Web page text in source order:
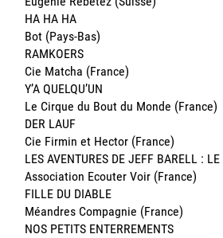
HA HA HA
Bot (Pays-Bas)
RAMKOERS
Cie Matcha (France)
Y’A QUELQU’UN
Le Cirque du Bout du Monde (France)
DER LAUF
Cie Firmin et Hector (France)
LES AVENTURES DE JEFF BARELL : LE
Association Ecouter Voir (France)
FILLE DU DIABLE
Méandres Compagnie (France)
NOS PETITS ENTERREMENTS